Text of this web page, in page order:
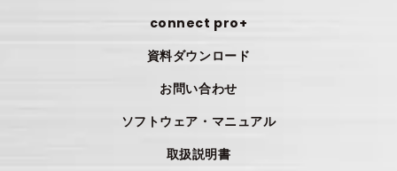
connect pro+
資料ダウンロード
お問い合わせ
ソフトウェア・マニュアル
取扱説明書